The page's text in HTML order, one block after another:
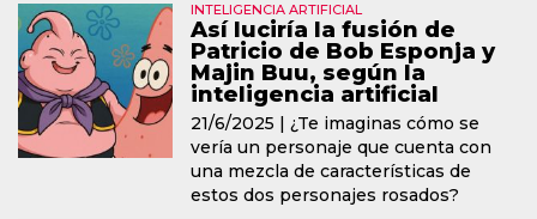
INTELIGENCIA ARTIFICIAL
Así luciría la fusión de
Patricio de Bob Esponja y
Majin Buu, según la
inteligencia artificial
21/6/2025 |¿Te imaginas cómo se
vería un personaje que cuenta con
una mezcla de características de
estos dos personajes rosados?